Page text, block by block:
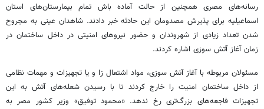
رسانه‌های مصری همچنین از حالت آماده باش تمام بیمارستان‌های استان
اسماعیلیه برای پذیرش مصدومان این حادثه خبر دادند. شاهدان عینی به مجروح
شدن تعداد زیادی از شهروندان و حضور نیروهای امنیتی در داخل ساختمان در
زمان آغاز آتش سوزی اشاره کردند.
مسئولان مربوطه با آغاز آتش سوزی، مواد اشتعال زا و یا تجهیزات و مهمات نظامی
از داخل ساختمان امنیت را خارج کردند تا با رسیدن شعله‌های آتش به این
تجهیزات فاجعه‌های بزرگ‌تری رخ ندهد. «محمود توفیق» وزیر کشور مصر به